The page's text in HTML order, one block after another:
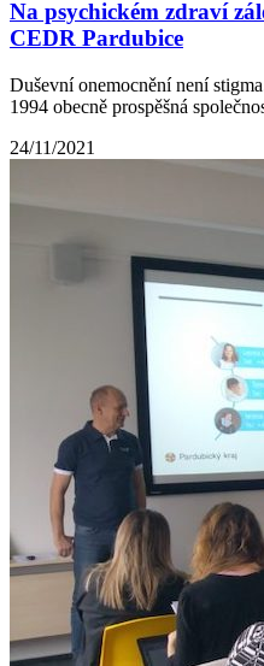
Na psychickém zdraví
CEDR Pardubice
Duševní onemocnění není
1994 obecně prospěšná
24/11/2021